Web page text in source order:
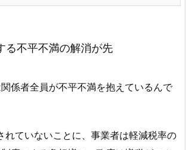
る不平不満の解消が先
係者全員が不平不満を抱えているんで
れていないことに、事業者は軽減税率の